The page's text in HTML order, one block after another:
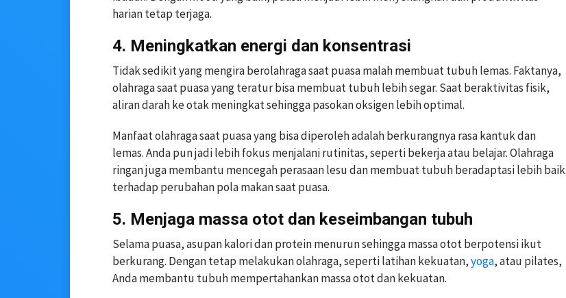
harian tetap terjaga.
4. Meningkatkan energi dan konsentrasi
Tidak sedikit yang mengira berolahraga saat puasa malah membuat tubuh lemas. Faktanya,
olahraga saat puasa yang teratur bisa membuat tubuh lebih segar. Saat beraktivitas fisik,
aliran darah ke otak meningkat sehingga pasokan oksigen lebih optimal.
Manfaat olahraga saat puasa yang bisa diperoleh adalah berkurangnya rasa kantuk dan
lemas. Anda pun jadi lebih fokus menjalani rutinitas, seperti bekerja atau belajar. Olahraga
ringan juga membantu mencegah perasaan lesu dan membuat tubuh beradaptasi lebih baik
terhadap perubahan pola makan saat puasa.
5. Menjaga massa otot dan keseimbangan tubuh
Selama puasa, asupan kalori dan protein menurun sehingga massa otot berpotensi ikut
berkurang. Dengan tetap melakukan olahraga, seperti latihan kekuatan,yoga, atau pilates,
Anda membantu tubuh mempertahankan massa otot dan kekuatan.